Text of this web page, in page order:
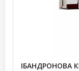
ІБАНДРОНОВА